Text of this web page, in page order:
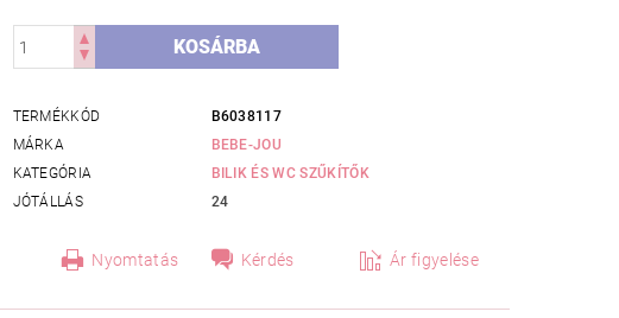
TERMÉKKÓD
B6038117
MÁRKA
BEBE-JOU
KATEGÓRIA
BILIK ÉS WC SZŰKÍTŐK
JÓTÁLLÁS
24
Nyomtatás Kérdés Ár figyelése